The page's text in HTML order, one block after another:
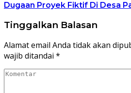
Dugaan Proyek Fiktif Di Desa
Tinggalkan Balasan
Alamat email Anda tidak akan
wajib ditandai *